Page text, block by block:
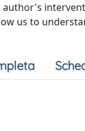
author's
us to